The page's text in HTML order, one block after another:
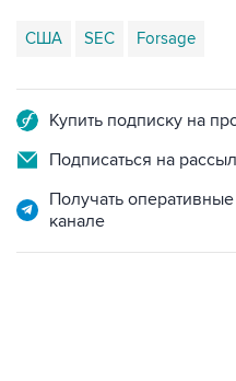
США SEC Forsage
Купить подписку на
Подписаться на
Получать
канале